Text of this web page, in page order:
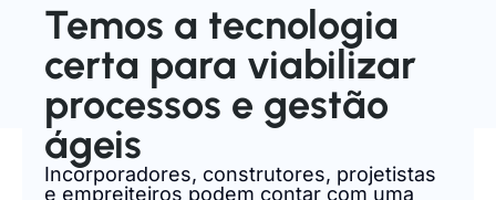
Temos a tecnologia
certa para viabilizar
processos e gestão
ágeis
Incorporadores, construtores, projetistas
e empreiteiros podem contar com uma